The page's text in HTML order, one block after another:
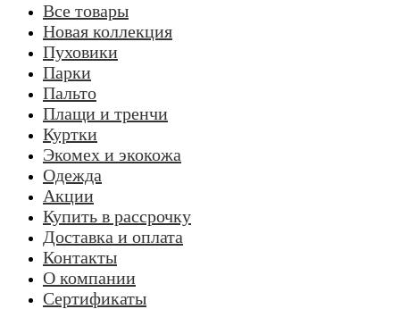
Все товары
Новая коллекция
Пуховики
Парки
Пальто
Плащи и тренчи
Куртки
Экомех и экокожа
Одежда
Акции
Купить в рассрочку
Доставка и оплата
Контакты
О компании
Сертификаты